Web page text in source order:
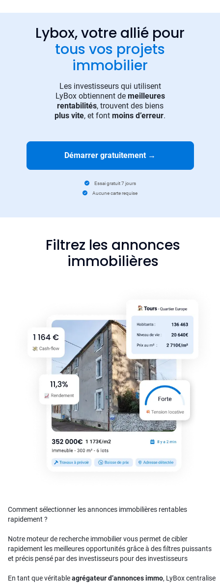
Lybox, votre allié pour
tous vos projets
immobilier
Les investisseurs qui utilisent
LyBox obtiennent de meilleures
rentabilités, trouvent des biens
plus vite, et font moins d’erreur.
Démarrer gratuitement →
Essai gratuit 7 jours
Aucune carte requise
Filtrez les annonces
immobilières
Comment sélectionner les annonces immobilières rentables
rapidement ?
Notre moteur de recherche immobilier vous permet de cibler
rapidement les meilleures opportunités grâce à des filtres puissants
et précis pensé par des investisseurs pour des investisseurs
En tant que véritableagrégateur d’annonces immo, LyBox centralise